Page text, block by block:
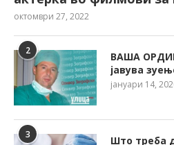
октомври 27, 2022
2
ВАША
јавува
јануари 14,
3
Што треба